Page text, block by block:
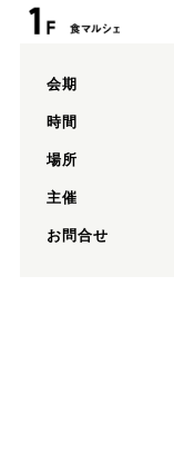
会期
時間
場所
主催
お問合せ